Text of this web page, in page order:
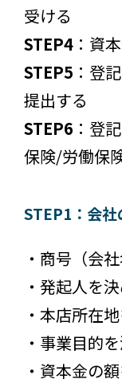
受ける
STEP4 ：資
STEP5 ：登
提出する
STEP6 ：登
保険/労働保険
STEP1：会
・商号（会
・発起人を
・本店所在
・事業目的
・資本金の